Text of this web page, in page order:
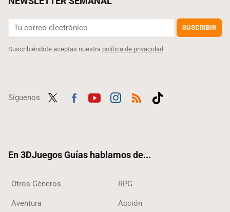
SUSCRIBIR
Suscribiéndote aceptas nuestra política de privacidad
Síguenos
En 3DJuegos Guías hablamos de...
Otros Géneros RPG
Aventura Acción